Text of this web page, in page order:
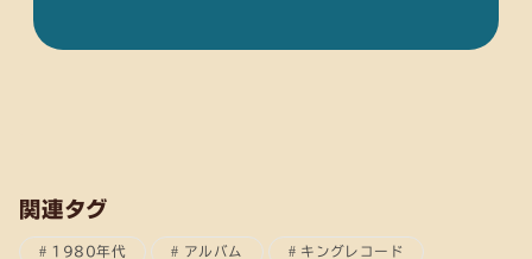
関連タグ
1980年代 アルバム キングレコード